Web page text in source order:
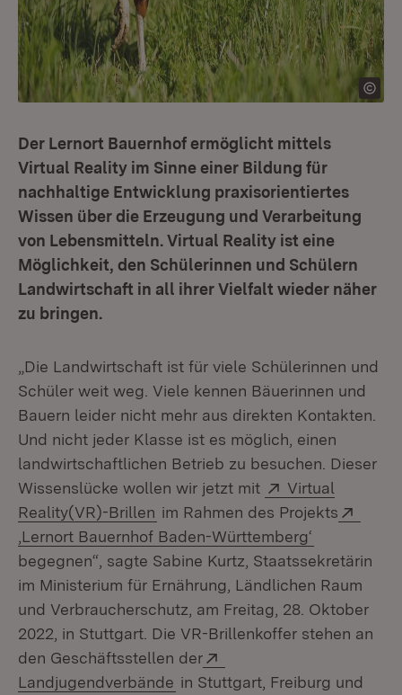
Der Lernort Bauernhof ermöglicht mittels
Virtual Reality im Sinne einer Bildung für
nachhaltige Entwicklung praxisorientiertes
Wissen über die Erzeugung und Verarbeitung
von Lebensmitteln. Virtual Reality ist eine
Möglichkeit, den Schülerinnen und Schülern
Landwirtschaft in all ihrer Vielfalt wieder näher
zu bringen.
„Die Landwirtschaft ist für viele Schülerinnen und
Schüler weit weg. Viele kennen Bäuerinnen und
Bauern leider nicht mehr aus direkten Kontakten.
Und nicht jeder Klasse ist es möglich, einen
landwirtschaftlichen Betrieb zu besuchen. Dieser
Wissenslücke wollen wir jetzt mit
Extern:
Virtual
Reality(VR)-Brillen (Öffnet in neuem Fenster)
im Rahmen des Projekts
‚Lernort Bauernhof Baden-Württemberg‘
begegnen“, sagte Sabine Kurtz, Staatssekretärin
im Ministerium für Ernährung, Ländlichen Raum
und Verbraucherschutz, am Freitag, 28. Oktober
2022, in Stuttgart. Die VR-Brillenkoffer stehen an
den Geschäftsstellen der
Landjugendverbände (Öffnet in neuem Fenster)
in Stuttgart, Freiburg und